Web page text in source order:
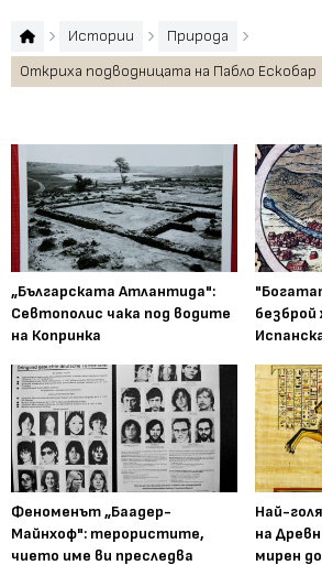
Истории
Природа
Откриха подводницата на Пабло Ескобар
„Българската Атлантида":
Севтополис чака под водите
на Копринка
Феноменът „Баадер-
Майнхоф": терористите,
чието име ви преследва
Най-
на
мирен